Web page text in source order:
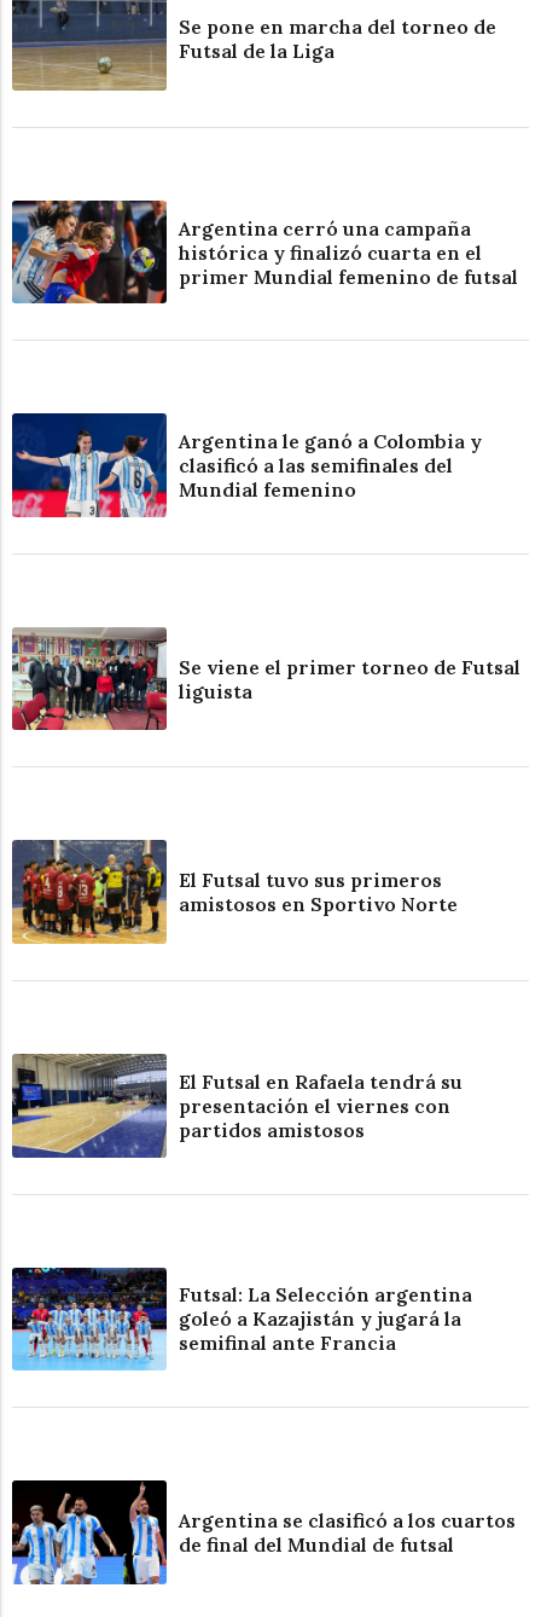
Se pone en marcha del torneo de
Futsal de la Liga
Argentina cerró una campaña
histórica y finalizó cuarta en el
primer Mundial femenino de futsal
Argentina le ganó a Colombia y
clasificó a las semifinales del
Mundial femenino
Se viene el primer torneo de Futsal
liguista
El Futsal tuvo sus primeros
amistosos en Sportivo Norte
El Futsal en Rafaela tendrá su
presentación el viernes con
partidos amistosos
Futsal: La Selección argentina
goleó a Kazajistán y jugará la
semifinal ante Francia
Argentina se clasificó a los cuartos
de final del Mundial de futsal